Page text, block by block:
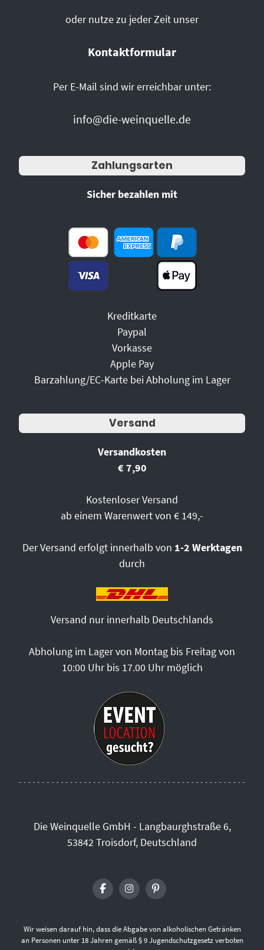
oder nutze zu jeder Zeit unser
Kontaktformular
Per E-Mail sind wir erreichbar unter:
info@die-weinquelle.de
Zahlungsarten
Sicher bezahlen mit
Kreditkarte
Paypal
Vorkasse
Apple Pay
Barzahlung/EC-Karte bei Abholung im Lager
Versand
Versandkosten
€ 7,90
Kostenloser Versand
ab einem Warenwert von € 149,-
Der Versand erfolgt innerhalb von 1-2 Werktagen
durch
Versand nur innerhalb Deutschlands
Abholung im Lager von Montag bis Freitag von
10:00 Uhr bis 17.00 Uhr möglich
Die Weinquelle GmbH - Langbaurghstraße 6,
53842 Troisdorf, Deutschland
Wir weisen darauf hin, dass die Abgabe von alkoholischen Getränken
an Personen unter 18 Jahren gemäß § 9 Jugendschutzgesetz verboten